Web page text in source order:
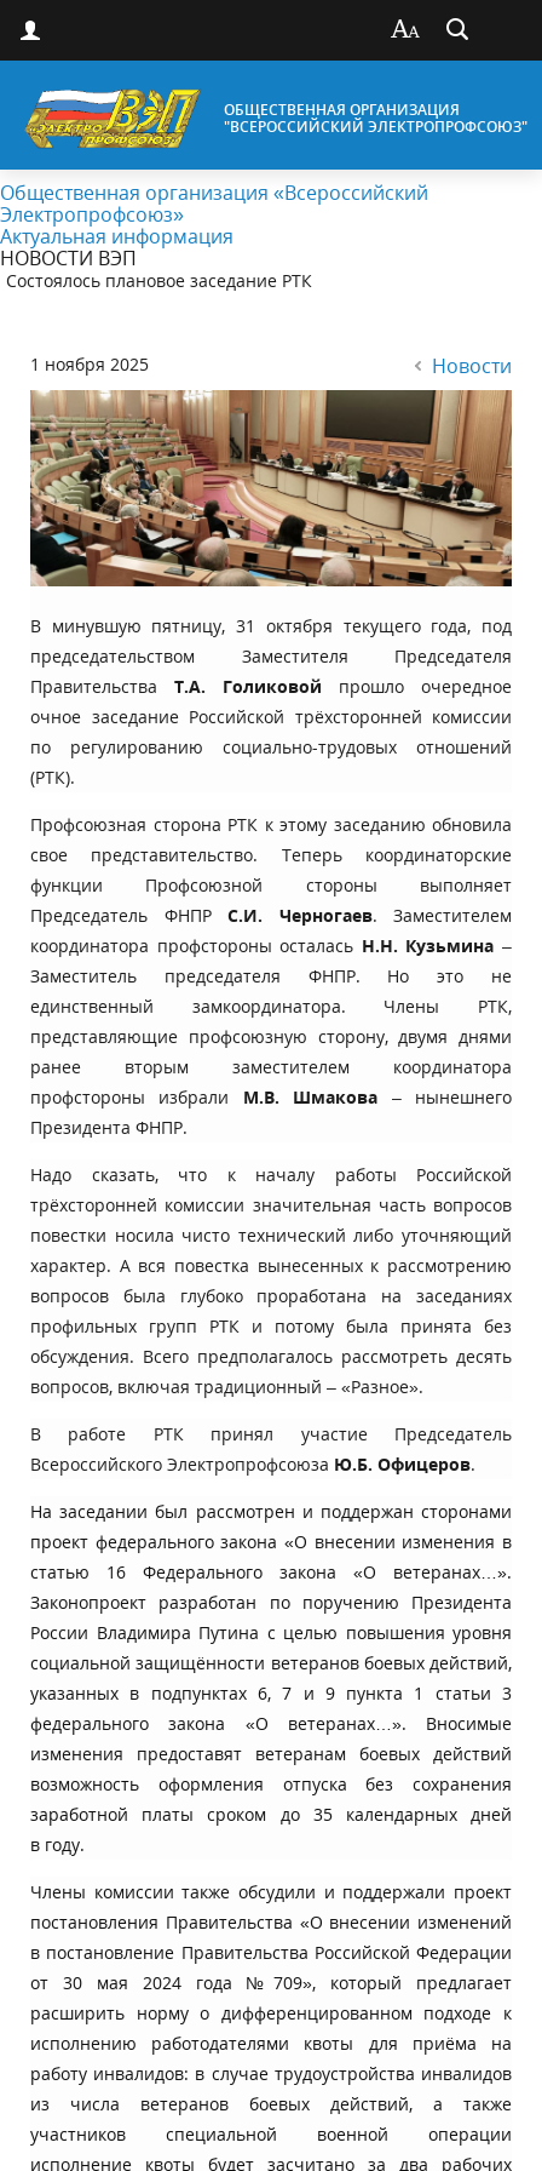
ОБЩЕСТВЕННАЯ ОРГАНИЗАЦИЯ
"ВСЕРОССИЙСКИЙ ЭЛЕКТРОПРОФСОЮЗ"
Общественная организация «Всероссийский
Электропрофсоюз»
Актуальная информация
НОВОСТИ ВЭП
Состоялось плановое заседание РТК
1 ноября 2025 Новости
В минувшую пятницу, 31 октября текущего года, под
председательством Заместителя Председателя
Правительства Т.А. Голиковой прошло очередное
очное заседание Российской трёхсторонней комиссии
по регулированию социально-трудовых отношений
(РТК).
Профсоюзная сторона РТК к этому заседанию обновила
свое представительство. Теперь координаторские
функции Профсоюзной стороны выполняет
Председатель ФНПР С.И. Черногаев. Заместителем
координатора профстороны осталась Н.Н. Кузьмина –
Заместитель председателя ФНПР. Но это не
единственный замкоординатора. Члены РТК,
представляющие профсоюзную сторону, двумя днями
ранее вторым заместителем координатора
профстороны избрали М.В. Шмакова – нынешнего
Президента ФНПР.
Надо сказать, что к началу работы Российской
трёхсторонней комиссии значительная часть вопросов
повестки носила чисто технический либо уточняющий
характер. А вся повестка вынесенных к рассмотрению
вопросов была глубоко проработана на заседаниях
профильных групп РТК и потому была принята без
обсуждения. Всего предполагалось рассмотреть десять
вопросов, включая традиционный – «Разное».
В работе РТК принял участие Председатель
Всероссийского Электропрофсоюза Ю.Б. Офицеров.
На заседании был рассмотрен и поддержан сторонами
проект федерального закона «О внесении изменения в
статью 16 Федерального закона «О ветеранах…».
Законопроект разработан по поручению Президента
России Владимира Путина с целью повышения уровня
социальной защищённости ветеранов боевых действий,
указанных в подпунктах 6, 7 и 9 пункта 1 статьи 3
федерального закона «О ветеранах…». Вносимые
изменения предоставят ветеранам боевых действий
возможность оформления отпуска без сохранения
заработной платы сроком до 35 календарных дней
в году.
Члены комиссии также обсудили и поддержали проект
постановления Правительства «О внесении изменений
в постановление Правительства Российской Федерации
от 30 мая 2024 года №709», который предлагает
расширить норму о дифференцированном подходе к
исполнению работодателями квоты для приёма на
работу инвалидов: в случае трудоустройства инвалидов
из числа ветеранов боевых действий, а также
участников специальной военной операции
исполнение квоты будет засчитано за два рабочих